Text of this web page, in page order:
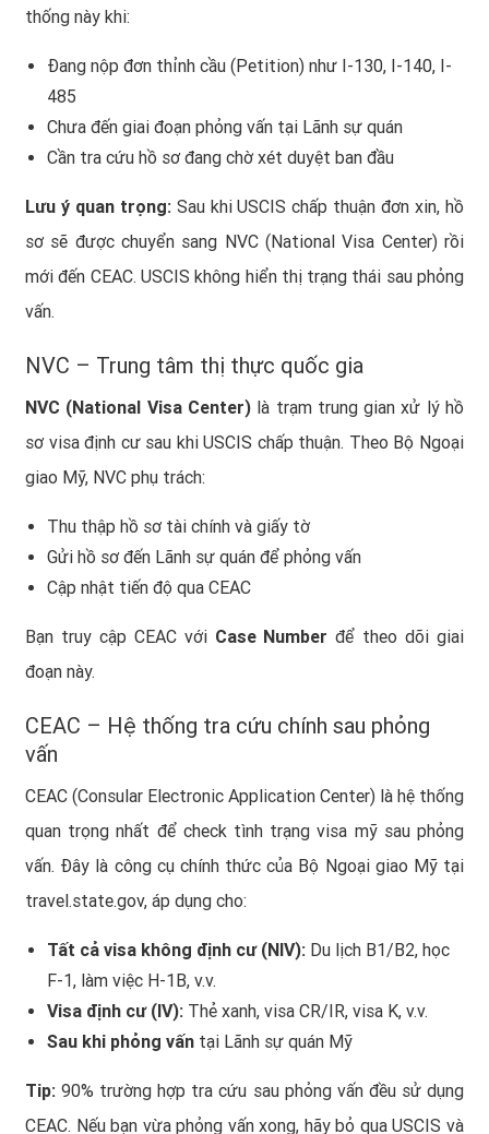
thống này khi:
Đang nộp đơn thỉnh cầu (Petition) như I-130, I-140, I-
485
Chưa đến giai đoạn phỏng vấn tại Lãnh sự quán
Cần tra cứu hồ sơ đang chờ xét duyệt ban đầu
Lưu ý quan trọng:Sau khi USCIS chấp thuận đơn xin, hồ
sơ sẽ được chuyển sang NVC (National Visa Center) rồi
mới đến CEAC. USCIS không hiển thị trạng thái sau phỏng
vấn.
NVC – Trung tâm thị thực quốc gia
NVC (National Visa Center)là trạm trung gian xử lý hồ
sơ visa định cư sau khi USCIS chấp thuận. Theo Bộ Ngoại
giao Mỹ, NVC phụ trách:
Thu thập hồ sơ tài chính và giấy tờ
Gửi hồ sơ đến Lãnh sự quán để phỏng vấn
Cập nhật tiến độ qua CEAC
Bạn truy cập CEAC với Case Number để theo dõi giai
đoạn này.
CEAC – Hệ thống tra cứu chính sau phỏng
vấn
CEAC (Consular Electronic Application Center) là hệ thống
quan trọng nhất để check tình trạng visa mỹ sau phỏng
vấn. Đây là công cụ chính thức của Bộ Ngoại giao Mỹ tại
travel.state.gov, áp dụng cho:
Tất cả visa không định cư (NIV): Du lịch B1/B2, học
F-1, làm việc H-1B, v.v.
Visa định cư (IV): Thẻ xanh, visa CR/IR, visa K, v.v.
Sau khi phỏng vấn tại Lãnh sự quán Mỹ
Tip: 90% trường hợp tra cứu sau phỏng vấn đều sử dụng
CEAC. Nếu bạn vừa phỏng vấn xong, hãy bỏ qua USCIS và